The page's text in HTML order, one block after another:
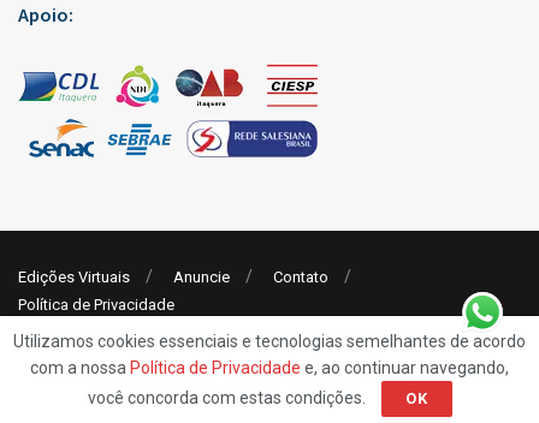
Apoio:
Edições Virtuais Anuncie
Contato
Política de Privacidade
- Jornal Desenvolve Itaquera
Utilizamos cookies essenciais e tecnologias semelhantes de acordo
com a nossa Política de Privacidade e, ao continuar navegando,
você concorda com estas condições.
OK